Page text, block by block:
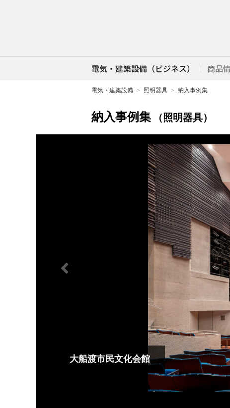
電気・建築設備（ビジネス） 商品
電気・建築設備 照明器具 納入事例集
納入事例集 （照明器具）
大船渡市民文化会館